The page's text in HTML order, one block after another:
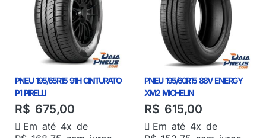
PNEU 195/65R15 91H CINTURATO
P1 PIRELLI
R$ 675,00
Em até 4x de
PNEU 195/60R15 88V ENERGY
XM2 MICHELIN
R$ 615,00
Em até 4x de